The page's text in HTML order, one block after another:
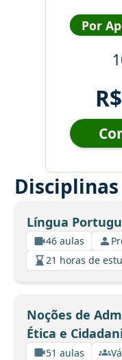
Por
R$
Disciplinas
Língua
46 aulas
21 horas de
Noções de
Ética e
51 aulas